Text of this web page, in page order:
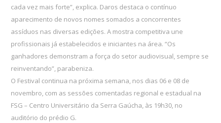
cada vez mais forte”, explica. Daros destaca o contínuo
aparecimento de novos nomes somados a concorrentes
assíduos nas diversas edições. A mostra competitiva une
profissionais já estabelecidos e iniciantes na área. “Os
ganhadores demonstram a força do setor audiovisual, sempre se
reinventando”, parabeniza.
O Festival continua na próxima semana, nos dias 06 e 08 de
novembro, com as sessões comentadas regional e estadual na
FSG – Centro Universitário da Serra Gaúcha, às 19h30, no
auditório do prédio G.